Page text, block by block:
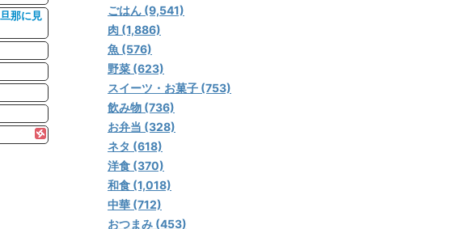
那に見
ごはん (9,541)
肉 (1,886)
魚 (576)
野菜 (623)
スイーツ・お菓子 (753)
飲み物 (736)
お弁当 (328)
ネタ (618)
洋食 (370)
和食 (1,018)
中華 (712)
おつまみ (453)